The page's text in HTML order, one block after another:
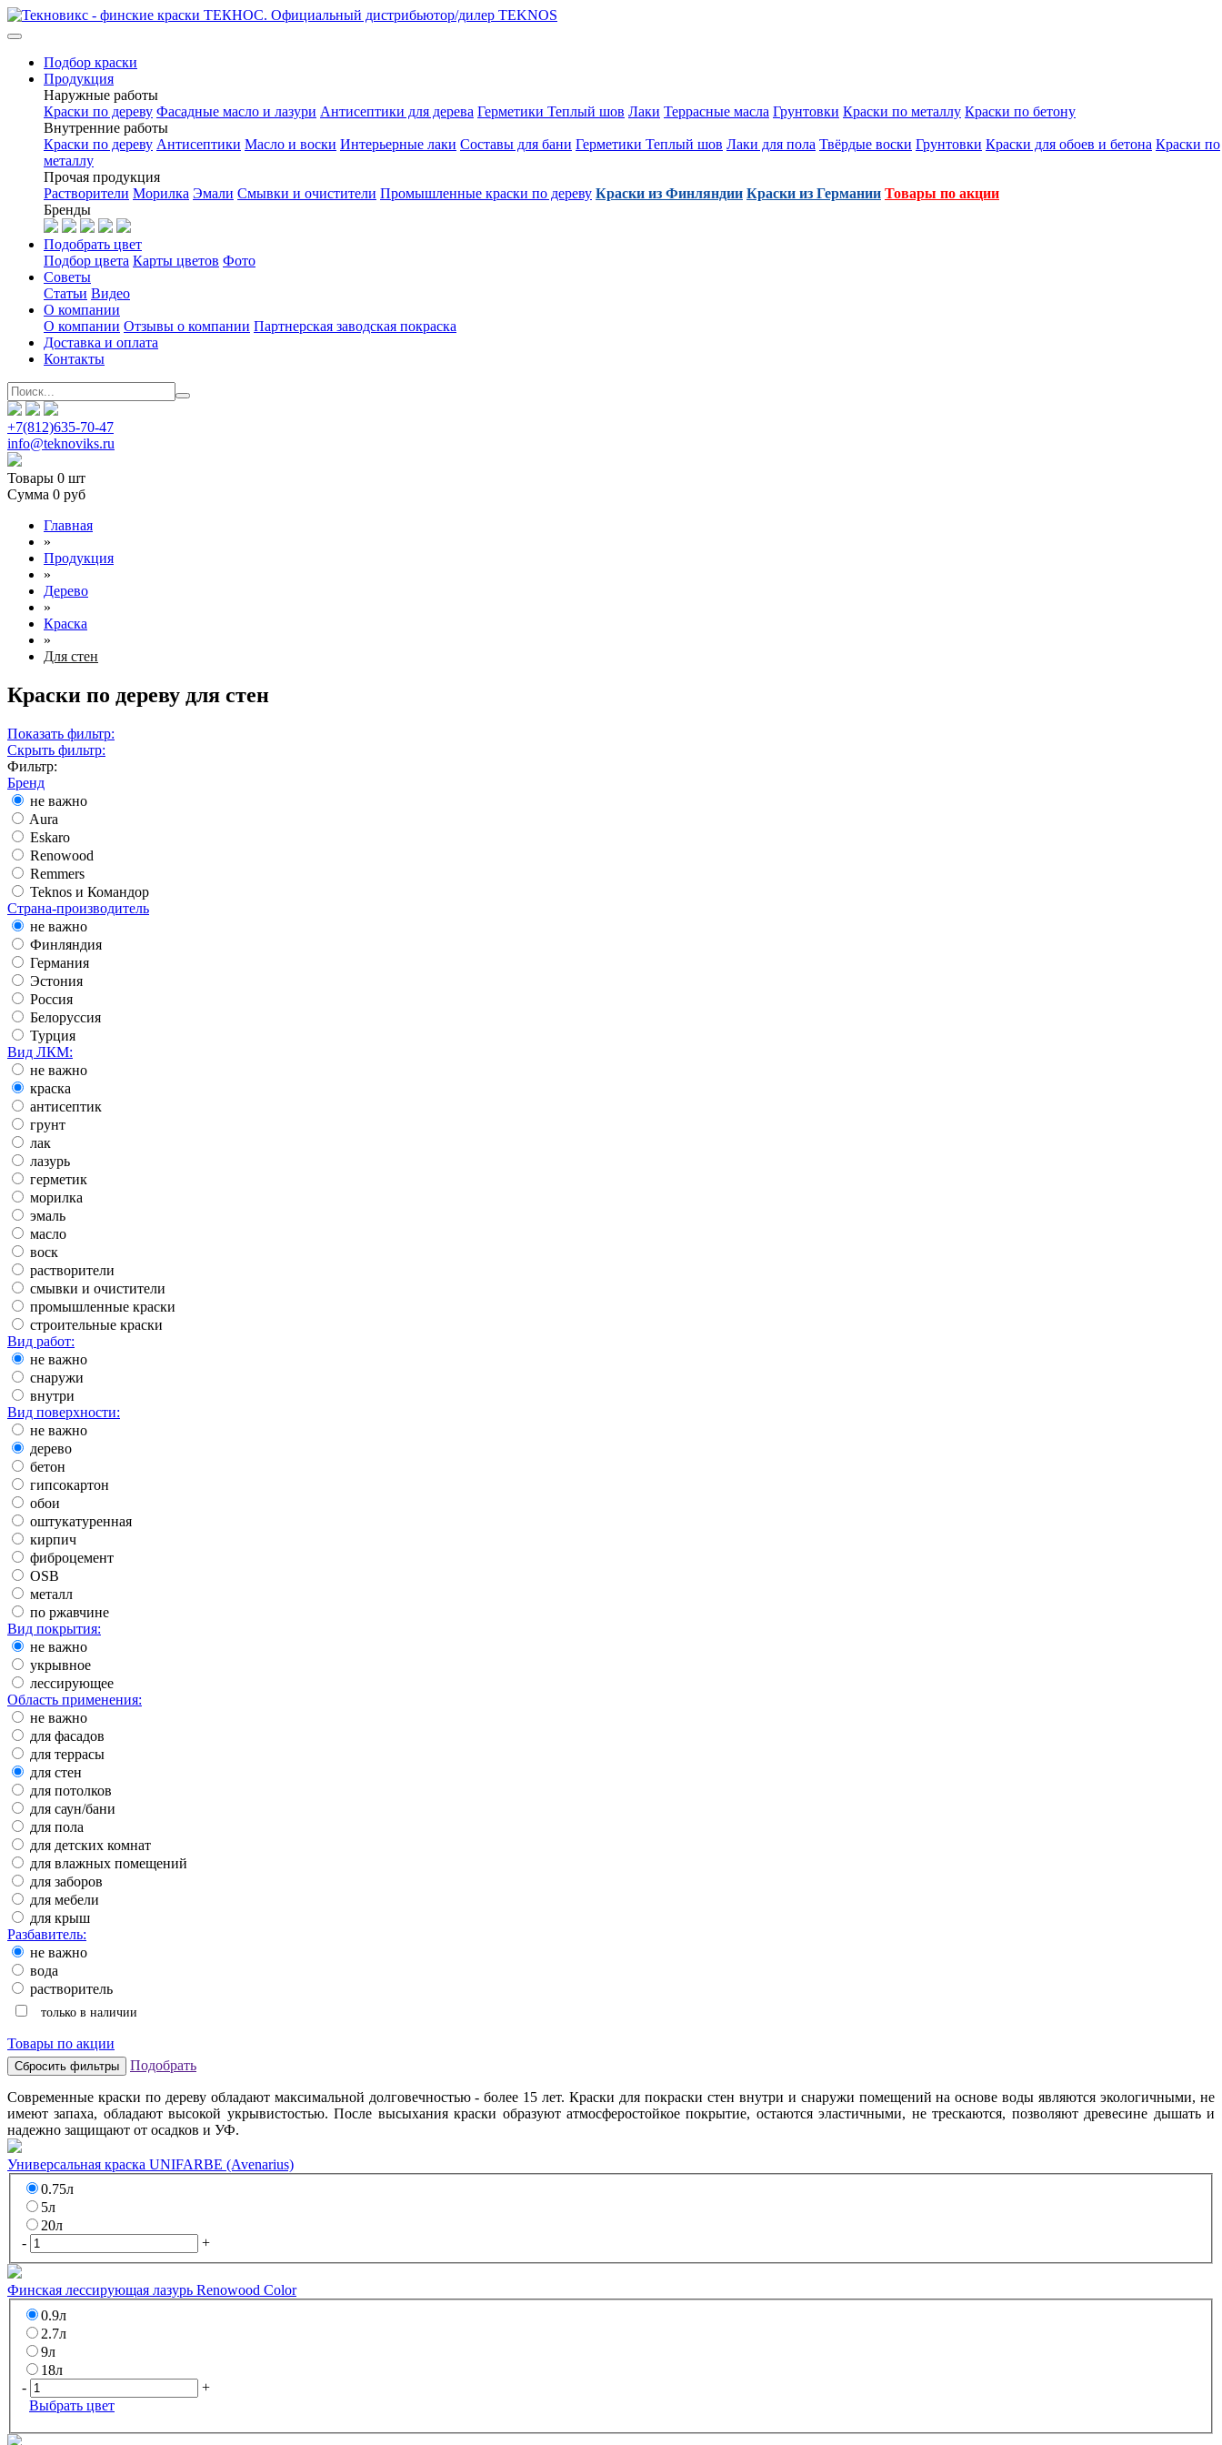
Подбор краски
Продукция
Наружные работы
Краски по дереву Фасадные масло и лазури Антисептики для дерева Герметики Теплый шов Лаки Террасные масла Грунтовки Краски по металлу Краски по бетону
Внутренние работы
Краски по дереву Антисептики Масло и воски Интерьерные лаки Составы для бани Герметики Теплый шов Лаки для пола Твёрдые воски Грунтовки Краски для обоев и бетона Краски по
металлу
Прочая продукция
Растворители Морилка Эмали Смывки и очистители Промышленные краски по дереву Краски из Финляндии Краски из Германии Товары по акции
Бренды
Подобрать цвет
Подбор цвета Карты цветов Фото
Советы
Статьи Видео
О компании
О компании Отзывы о компании Партнерская заводская покраска
Доставка и оплата
Контакты
+7(812)635-70-47
info@teknoviks.ru
Товары 0 шт
Сумма 0 руб
Главная
»
Продукция
»
Дерево
»
Краска
»
Для стен
Краски по дереву для стен
Показать фильтр:
Скрыть фильтр:
Фильтр:
Бренд
не важно
Aura
Eskaro
Renowood
Remmers
Teknos и Командор
Страна-производитель
не важно
Финляндия
Германия
Эстония
Россия
Белоруссия
Турция
Вид ЛКМ:
не важно
краска
антисептик
грунт
лак
лазурь
герметик
морилка
эмаль
масло
воск
растворители
смывки и очистители
промышленные краски
строительные краски
Вид работ:
не важно
снаружи
внутри
Вид поверхности:
не важно
дерево
бетон
гипсокартон
обои
оштукатуренная
кирпич
фиброцемент
OSB
металл
по ржавчине
Вид покрытия:
не важно
укрывное
лессирующее
Область применения:
не важно
для фасадов
для террасы
для стен
для потолков
для саун/бани
для пола
для детских комнат
для влажных помещений
для заборов
для мебели
для крыш
Разбавитель:
не важно
вода
растворитель
только в наличии
Товары по акции
Подобрать
Современные краски по дереву обладают максимальной долговечностью - более 15 лет. Краски для покраски стен внутри и снаружи помещений на основе воды являются экологичными, не
имеют запаха, обладают высокой укрывистостью. После высыхания краски образуют атмосферостойкое покрытие, остаются эластичными, не трескаются, позволяют древесине дышать и
надежно защищают от осадков и УФ.
Универсальная краска UNIFARBE (Avenarius)
0.75л
5л
20л
-
+
Финская лессирующая лазурь Renowood Color
0.9л
2.7л
9л
18л
-
+
Выбрать цвет